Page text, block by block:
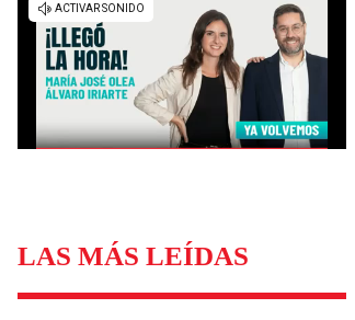
Universidad de Chile
Sustentabilidad
LAS MÁS LEÍDAS